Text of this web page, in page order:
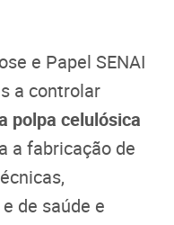
e Papel SENAI
a controlar
polpa celulósica
a fabricação de
de saúde e